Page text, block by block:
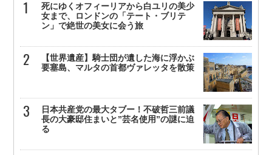
死にゆくオフィーリアから白ユリの美少
女まで、ロンドンの「テート・ブリテ
ン」で絶世の美女に会う旅
【世界遺産】騎士団が遺した海に浮かぶ
要塞島、マルタの首都ヴァレッタを散策
日本共産党の最大タブー！不破哲三前議
長の大豪邸住まいと”芸名使用”の謎に迫
る